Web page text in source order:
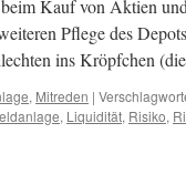
Kauf von Aktien
Pflege des
ins Kröpfchen
, Mitreden |
, Liquidität, Risiko,